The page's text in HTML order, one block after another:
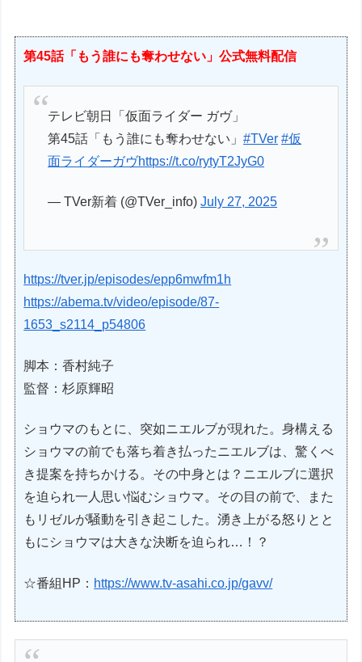
第45話「もう誰にも奪わせない」公式無料配信
テレビ朝日「仮面ライダー ガヴ」
第45話「もう誰にも奪わせない」#TVer #仮
面ライダーガヴhttps://t.co/rytyT2JyG0
— TVer新着 (@TVer_info)July 27, 2025
https://tver.jp/episodes/epp6mwfm1h
https://abema.tv/video/episode/87-
1653_s2114_p54806
脚本：香村純子
監督：杉原輝昭
ショウマのもとに、突如ニエルブが現れた。身構える
ショウマの前でも落ち着き払ったニエルブは、驚くべ
き提案を持ちかける。その中身とは？ニエルブに選択
を迫られ一人思い悩むショウマ。その目の前で、また
もリゼルが騒動を引き起こした。湧き上がる怒りとと
もにショウマは大きな決断を迫られ…！？
☆番組HP： https://www.tv-asahi.co.jp/gavv/